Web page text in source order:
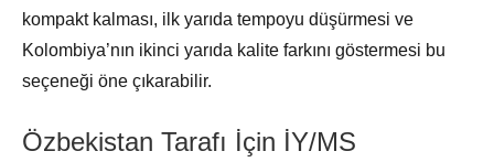
kompakt kalması, ilk yarıda tempoyu düşürmesi ve
Kolombiya’nın ikinci yarıda kalite farkını göstermesi bu
seçeneği öne çıkarabilir.
Özbekistan Tarafı İçin İY/MS